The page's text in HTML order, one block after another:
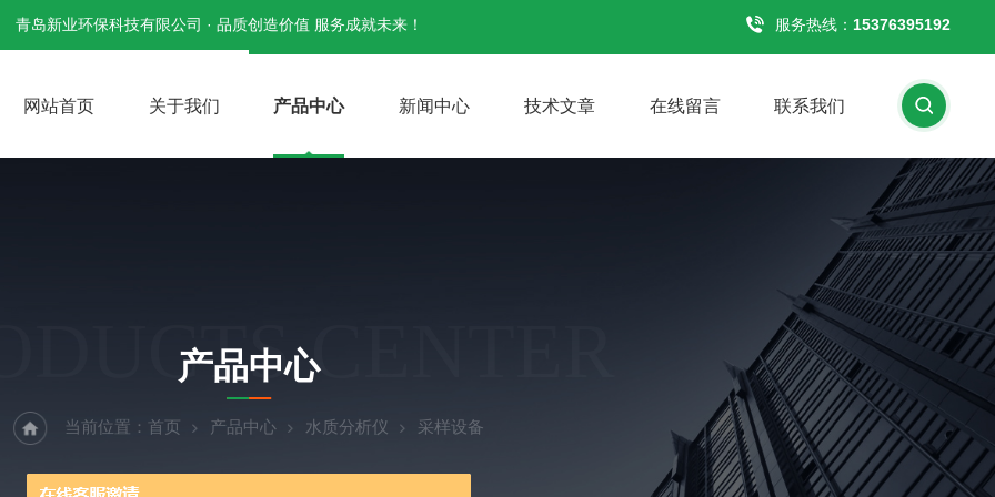
青岛新业环保科技有限公司 · 品质创造价值 服务成就未来！ 服务热线： 15376395192
网站首页 关于我们 产品中心 新闻中心 技术文章 在线留言 联系我们
CENTER
产品中心
当前位置： 首页 产品中心 水质分析仪 采样设备